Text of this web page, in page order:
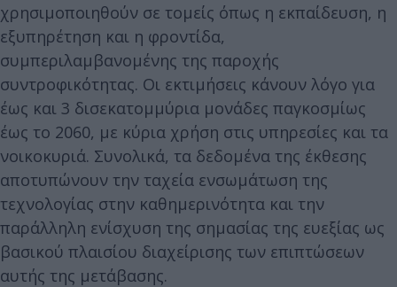
χρησιμοποιηθούν σε τομείς όπως η εκπαίδευση, η
εξυπηρέτηση και η φροντίδα,
συμπεριλαμβανομένης της παροχής
συντροφικότητας. Οι εκτιμήσεις κάνουν λόγο για
έως και 3 δισεκατομμύρια μονάδες παγκοσμίως
έως το 2060, με κύρια χρήση στις υπηρεσίες και τα
νοικοκυριά. Συνολικά, τα δεδομένα της έκθεσης
αποτυπώνουν την ταχεία ενσωμάτωση της
τεχνολογίας στην καθημερινότητα και την
παράλληλη ενίσχυση της σημασίας της ευεξίας ως
βασικού πλαισίου διαχείρισης των επιπτώσεων
αυτής της μετάβασης.